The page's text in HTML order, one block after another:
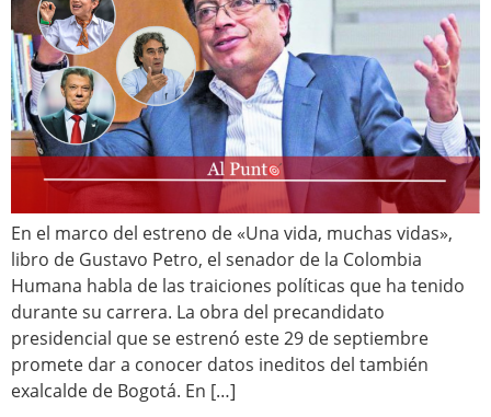
En el marco del estreno de «Una vida, muchas vidas»,
libro de Gustavo Petro, el senador de la Colombia
Humana habla de las traiciones políticas que ha tenido
durante su carrera. La obra del precandidato
presidencial que se estrenó este 29 de septiembre
promete dar a conocer datos ineditos del también
exalcalde de Bogotá. En […]